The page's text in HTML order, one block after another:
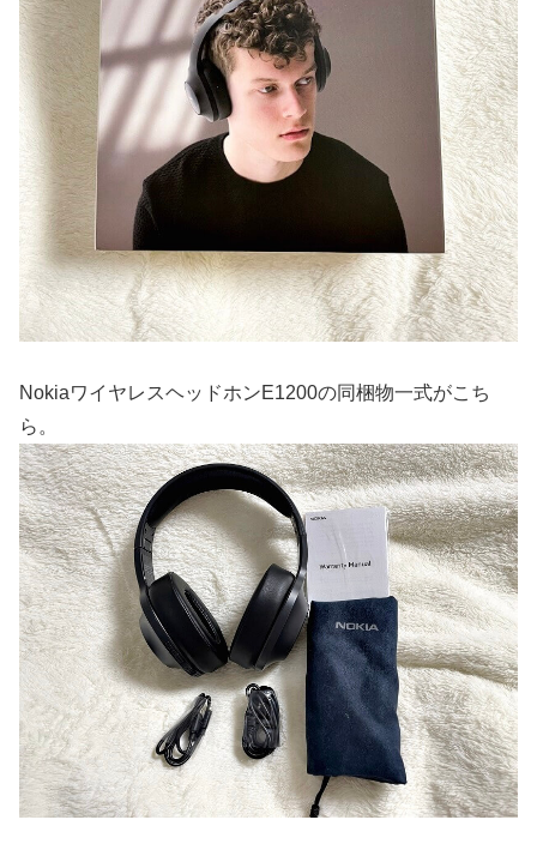
NokiaワイヤレスヘッドホンE1200の同梱物一式がこち
ら。